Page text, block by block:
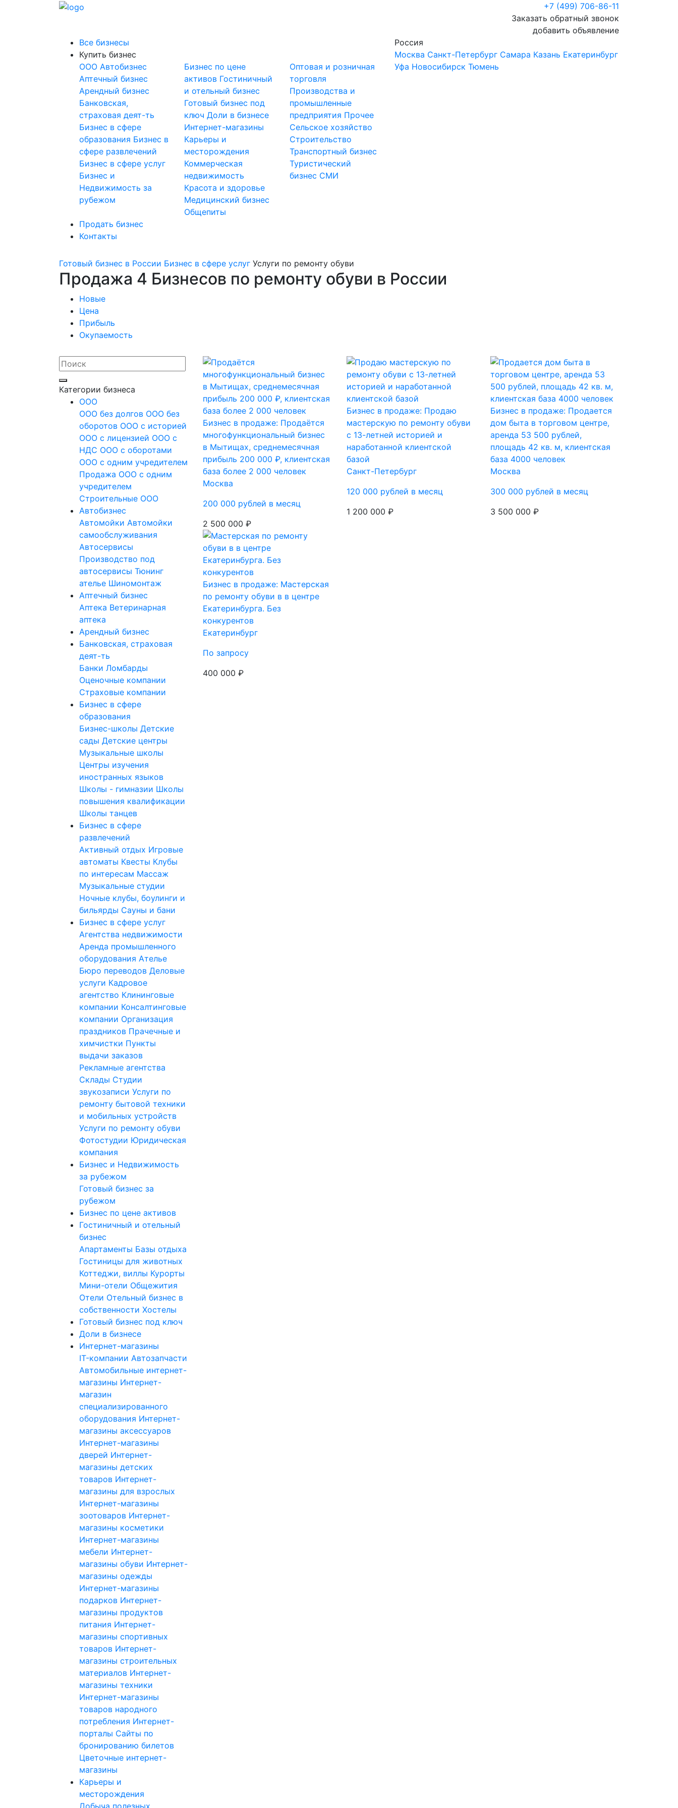
+7 (499) 706-86-11
Заказать обратный звонок
добавить объявление
Все бизнесы
Купить бизнес
OOO Автобизнес
Аптечный бизнес
Арендный бизнес
Банковская,
страховая деят-ть
Бизнес в сфере
образования Бизнес в
сфере развлечений
Бизнес в сфере услуг
Бизнес и
Недвижимость за
рубежом
Бизнес по цене
активов Гостиничный
и отельный бизнес
Готовый бизнес под
ключДоли в бизнесе
Интернет-магазины
Карьеры и
месторождения
Коммерческая
недвижимость
Красота и здоровье
Медицинский бизнес
Общепиты
Оптовая и розничная
торговля
Производства и
промышленные
предприятия Прочее
Сельское хозяйство
Строительство
Транспортный бизнес
Туристический
бизнес СМИ
Продать бизнес
Контакты
Россия
Москва Санкт-Петербург Самара Казань Екатеринбург
Уфа Новосибирск Тюмень
Готовый бизнес в России Бизнес в сфере услуг Услуги по ремонту обуви
Продажа 4 Бизнесов по ремонту обуви в России
Новые
Цена
Прибыль
Окупаемость
Категории бизнеса
OOO
ООО без долгов ООО без
оборотов ООО с историей
ООО с лицензией ООО с
НДС ООО с оборотами
ООО с одним учредителем
Продажа ООО с одним
учредителем
Строительные ООО
Автобизнес
Автомойки Автомойки
самообслуживания
Автосервисы
Производство под
автосервисы Тюнинг
ателье Шиномонтаж
Аптечный бизнес
Аптека Ветеринарная
аптека
Арендный бизнес
Банковская, страховая
деят-ть
Банки Ломбарды
Оценочные компании
Страховые компании
Бизнес в сфере
образования
Бизнес-школы Детские
сады Детские центры
Музыкальные школы
Центры изучения
иностранных языков
Школы - гимназии Школы
повышения квалификации
Школы танцев
Бизнес в сфере
развлечений
Активный отдых Игровые
автоматы Квесты Клубы
по интересам Массаж
Музыкальные студии
Ночные клубы, боулинги и
бильярды Сауны и бани
Бизнес в сфере услуг
Агентства недвижимости
Аренда промышленного
оборудования Ателье
Бюро переводов Деловые
услуги Кадровое
агентство Клининговые
компании Консалтинговые
компании Организация
праздников Прачечные и
химчистки Пункты
выдачи заказов
Рекламные агентства
Склады Студии
звукозаписи Услуги по
ремонту бытовой техники
и мобильных устройств
Услуги по ремонту обуви
Фотостудии Юридическая
компания
Бизнес и Недвижимость
за рубежом
Готовый бизнес за
рубежом
Бизнес по цене активов
Гостиничный и отельный
бизнес
Апартаменты Базы отдыха
Гостиницы для животных
Коттеджи, виллы Курорты
Мини-отели Общежития
Отели Отельный бизнес в
собственности Хостелы
Готовый бизнес под ключ
Доли в бизнесе
Интернет-магазины
IT-компании Автозапчасти
Автомобильные интернет-
магазины Интернет-
магазин
специализированного
оборудования Интернет-
магазины аксессуаров
Интернет-магазины
дверей Интернет-
магазины детских
товаров Интернет-
магазины для взрослых
Интернет-магазины
зоотоваров Интернет-
магазины косметики
Интернет-магазины
мебели Интернет-
магазины обуви Интернет-
магазины одежды
Интернет-магазины
подарков Интернет-
магазины продуктов
питания Интернет-
магазины спортивных
товаров Интернет-
магазины строительных
материалов Интернет-
магазины техники
Интернет-магазины
товаров народного
потребления Интернет-
порталы Сайты по
бронированию билетов
Цветочные интернет-
магазины
Карьеры и
месторождения
Добыча полезных
Бизнес в продаже: Продаётся
многофункциональный бизнес
в Мытищах, среднемесячная
прибыль 200 000 ₽, клиентская
база более 2 000 человек
Москва
200 000 рублей в месяц
2 500 000 ₽
Бизнес в продаже: Продаю
мастерскую по ремонту обуви
с 13-летней историей и
наработанной клиентской
базой
Санкт-Петербург
120 000 рублей в месяц
1 200 000 ₽
Бизнес в продаже: Продается
дом быта в торговом центре,
аренда 53 500 рублей,
площадь 42 кв. м, клиентская
база 4000 человек
Москва
300 000 рублей в месяц
3 500 000 ₽
Бизнес в продаже: Мастерская
по ремонту обуви в в центре
Екатеринбурга. Без
конкурентов
Екатеринбург
По запросу
400 000 ₽